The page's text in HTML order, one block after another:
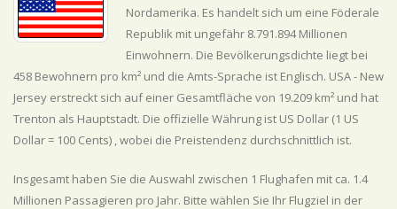
Nordamerika. Es handelt sich um eine Föderale
Republik mit ungefähr 8.791.894 Millionen
Einwohnern. Die Bevölkerungsdichte liegt bei
458 Bewohnern pro km² und die Amts-Sprache ist Englisch. USA - New
Jersey erstreckt sich auf einer Gesamtfläche von 19.209 km² und hat
Trenton als Hauptstadt. Die offizielle Währung ist US Dollar (1 US
Dollar = 100 Cents) , wobei die Preistendenz durchschnittlich ist.
Insgesamt haben Sie die Auswahl zwischen 1 Flughafen mit ca. 1.4
Millionen Passagieren pro Jahr. Bitte wählen Sie Ihr Flugziel in der